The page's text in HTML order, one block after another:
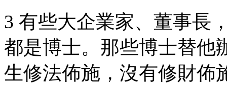
3 有些大企業家、董事長
都是博士。那些博士替他
生修法佈施，沒有修財佈